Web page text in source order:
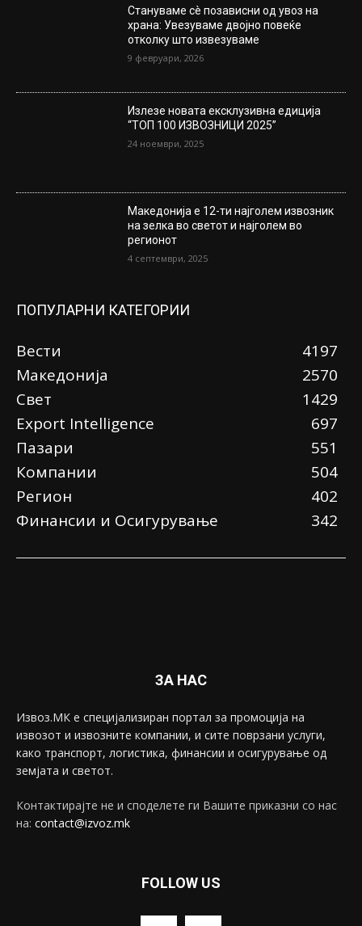
Стануваме сè позависни од увоз на
храна: Увезуваме двојно повеќе
отколку што извезуваме
9 февруари, 2026
Излезе новата ексклузивна едиција
“ТОП 100 ИЗВОЗНИЦИ 2025”
24 ноември, 2025
Македонија е 12-ти најголем извозник
на зелка во светот и најголем во
регионот
4 септември, 2025
ПОПУЛАРНИ КАТЕГОРИИ
Вести
4197
Македонија
2570
Свет
1429
Еxport Intelligence
697
Пазари
551
Компании
504
Регион
402
Финансии и Осигурување
342
ЗА НАС
Извоз.МК е специјализиран портал за промоција на
извозот и извозните компании, и сите поврзани услуги,
како транспорт, логистика, финансии и осигурување од
земјата и светот.
Контактирајте не и споделете ги Вашите приказни со нас
на: contact@izvoz.mk
FOLLOW US